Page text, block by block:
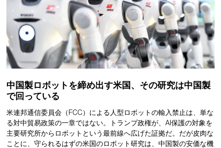
中国製ロボットを締め出す米国、その研究は中国製
で回っている
米連邦通信委員会（FCC）による人型ロボットの輸入禁止は、単な
る対中貿易政策の一章ではない。トランプ政権が、AI保護の対象を
主要研究所からロボットという最前線へ広げた証拠だ。だが皮肉な
ことに、守られるはずの米国のロボット研究は、中国製の安価な機